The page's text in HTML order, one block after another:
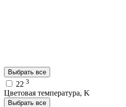
Выбрать все
22 3
Цветовая температура, K
Выбрать все